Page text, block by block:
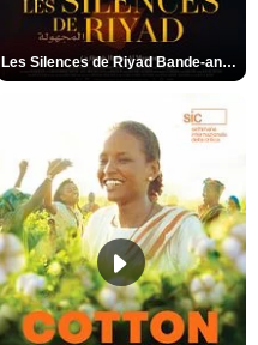
Les Silences de Riyad Bande-annonce VO STFR